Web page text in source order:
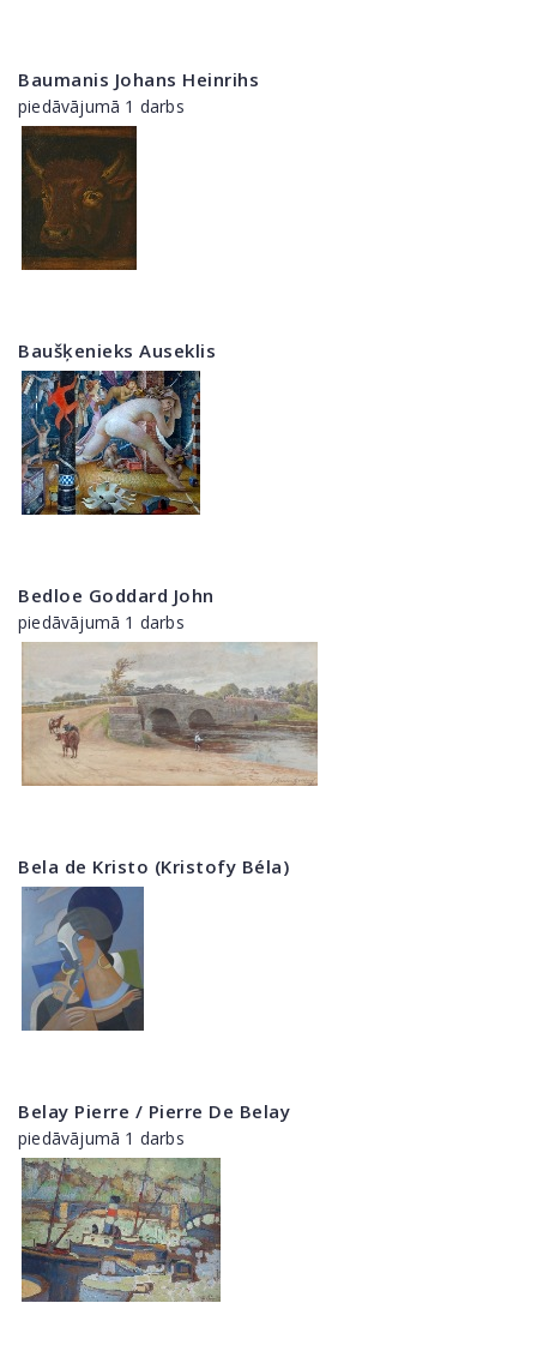
Baumanis Johans Heinrihs
piedāvājumā 1 darbs
Baušķenieks Auseklis
Bedloe Goddard John
piedāvājumā 1 darbs
Bela de Kristo (Kristofy Béla)
Belay Pierre / Pierre De Belay
piedāvājumā 1 darbs